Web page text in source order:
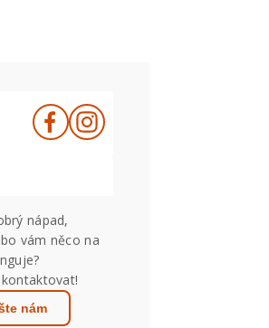
nápad,
vám něco na
nám